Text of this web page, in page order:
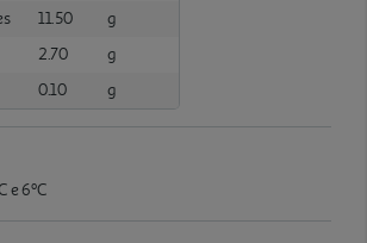
11.50
g
2.70
g
0.10 g
e 6ºC